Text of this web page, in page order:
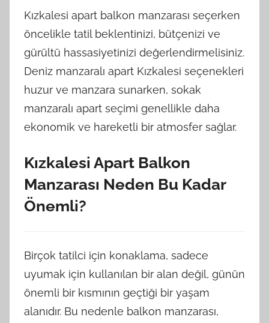
Kızkalesi apart balkon manzarası seçerken
öncelikle tatil beklentinizi, bütçenizi ve
gürültü hassasiyetinizi değerlendirmelisiniz.
Deniz manzaralı apart Kızkalesi seçenekleri
huzur ve manzara sunarken, sokak
manzaralı apart seçimi genellikle daha
ekonomik ve hareketli bir atmosfer sağlar.
Kızkalesi Apart Balkon
Manzarası Neden Bu Kadar
Önemli?
Birçok tatilci için konaklama, sadece
uyumak için kullanılan bir alan değil, günün
önemli bir kısmının geçtiği bir yaşam
alanıdır. Bu nedenle balkon manzarası,